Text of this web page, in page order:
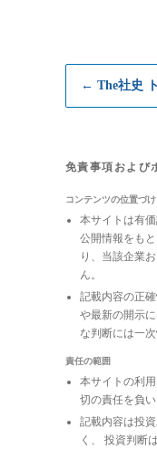
← The社史
免責事項および
コンテンツの位置づ
本サイトは有
公開情報をも
り、当該企業
ん。
記載内容の正
や最新の開示
な判断には一
責任の範囲
本サイトの利
切の責任を負い
記載内容は投
く、 投資判断